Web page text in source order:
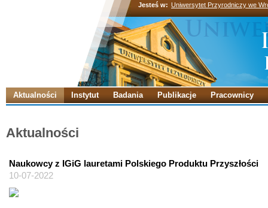
Jesteś w: Uniwersytet Przyrodniczy we
Aktualności Instytut Badania Publikacje Pracownicy
Aktualności
Naukowcy z IGiG lauretami Polskiego Produktu Przyszłości
10-07-2022